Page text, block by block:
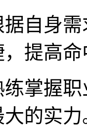
自身
提高
掌握
的实力